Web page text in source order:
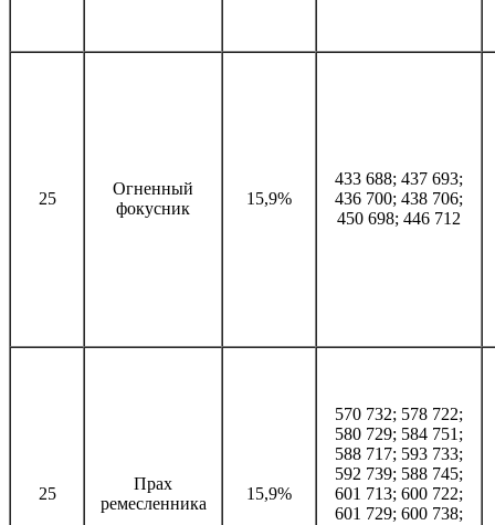
25
Огненный
фокусник
15,9%
433 688; 437 693;
436 700; 438 706;
450 698; 446 712
25
Прах
ремесленника
15,9%
570 732; 578 722;
580 729; 584 751;
588 717; 593 733;
592 739; 588 745;
601 713; 600 722;
601 729; 600 738;